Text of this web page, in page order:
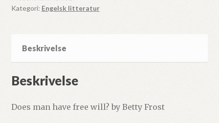
Betty
Kategori: Engelsk litteratur
Beskrivelse
Beskrivelse
Does man have free will? by Betty Frost